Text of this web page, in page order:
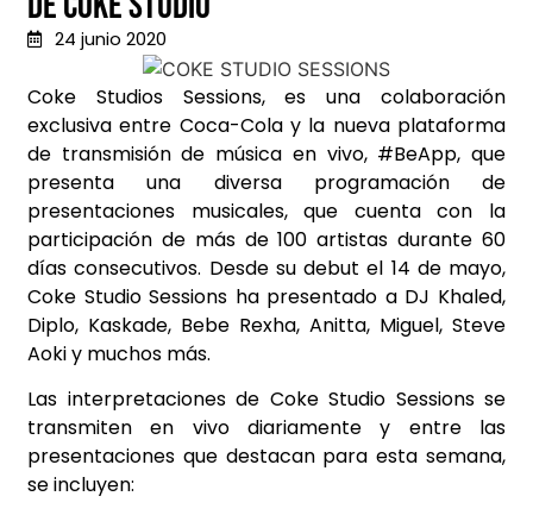
24 junio 2020
Coke Studios Sessions, es una colaboración
exclusiva entre Coca-Cola y la nueva plataforma
de transmisión de música en vivo, #BeApp, que
presenta una diversa programación de
presentaciones musicales, que cuenta con la
participación de más de 100 artistas durante 60
días consecutivos. Desde su debut el 14 de mayo,
Coke Studio Sessions ha presentado a DJ Khaled,
Diplo, Kaskade, Bebe Rexha, Anitta, Miguel, Steve
Aoki y muchos más.
Las interpretaciones de Coke Studio Sessions se
transmiten en vivo diariamente y entre las
presentaciones que destacan para esta semana,
se incluyen: